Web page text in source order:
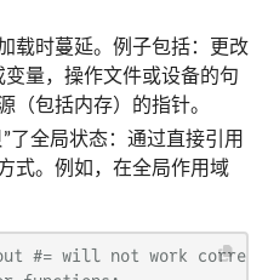
载时蔓延。例子包括：更改
量，操作文件或设备的句
（包括内存）的指针。
了全局状态：通过直接引用
式。例如，在全局作用域
#= will not work